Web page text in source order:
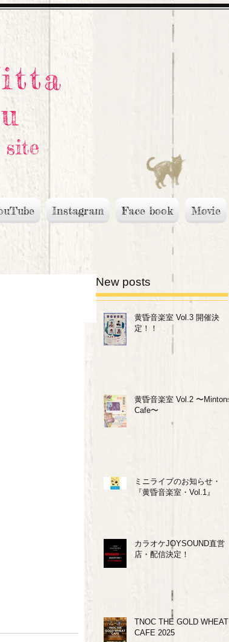
Instagram Face book Movie
New posts
黄昏音楽室 Vol.3 開催決
定！！
黄昏音楽室 Vol.2 〜Mintons
Cafe〜
ミニライブのお知らせ・
『黄昏音楽室・Vol.1』
カラオケJOYSOUND直営
店・配信決定！
TNOC THE GOLD WHEAT
CAFE 2025